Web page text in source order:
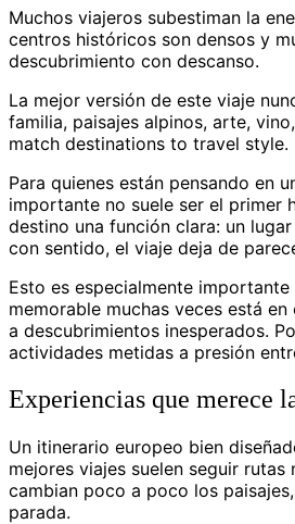
Muchos viajeros subestiman la
centros históricos son densos y
descubrimiento con descanso.
La mejor versión de este viaje
familia, paisajes alpinos, arte,
match destinations to travel
Para quienes están pensando en
importante no suele ser el primer
destino una función clara: un
con sentido, el viaje deja de
Esto es especialmente
memorable muchas veces está
a descubrimientos inesperados.
actividades metidas a presión
Experiencias que merece
Un itinerario europeo bien
mejores viajes suelen seguir
cambian poco a poco los
parada.